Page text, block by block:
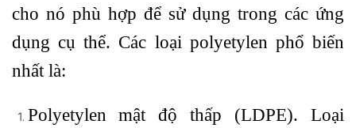
cho nó phù hợp để sử dụng trong các ứng
dụng cụ thể. Các loại polyetylen phổ biến
nhất là:
Polyetylen mật độ thấp (LDPE). Loại